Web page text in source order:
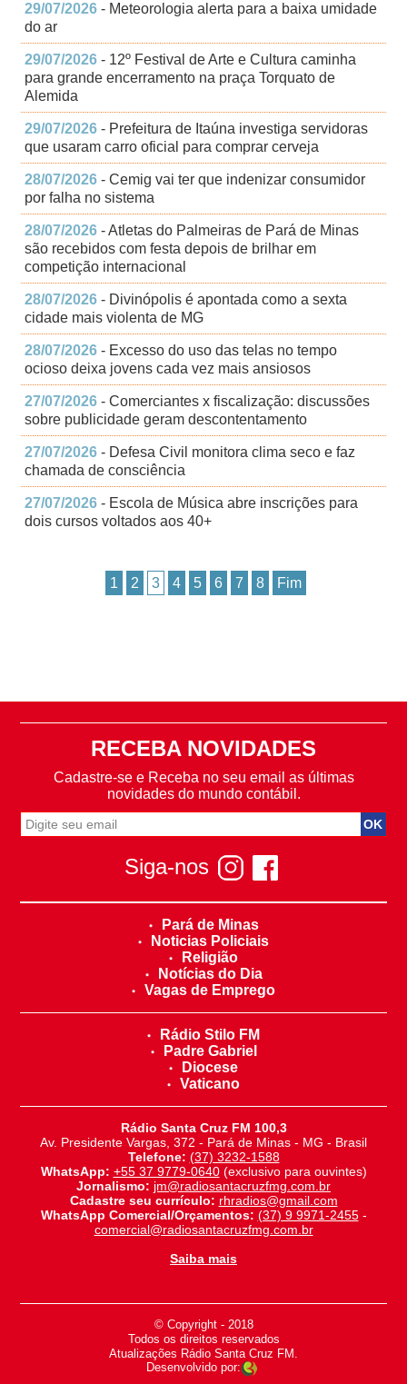
29/07/2026 - Meteorologia alerta para a baixa umidade
do ar
29/07/2026 - 12º Festival de Arte e Cultura caminha
para grande encerramento na praça Torquato de
Alemida
29/07/2026 - Prefeitura de Itaúna investiga servidoras
que usaram carro oficial para comprar cerveja
28/07/2026 - Cemig vai ter que indenizar consumidor
por falha no sistema
28/07/2026 - Atletas do Palmeiras de Pará de Minas
são recebidos com festa depois de brilhar em
competição internacional
28/07/2026 - Divinópolis é apontada como a sexta
cidade mais violenta de MG
28/07/2026 - Excesso do uso das telas no tempo
ocioso deixa jovens cada vez mais ansiosos
27/07/2026 - Comerciantes x fiscalização: discussões
sobre publicidade geram descontentamento
27/07/2026 - Defesa Civil monitora clima seco e faz
chamada de consciência
27/07/2026 - Escola de Música abre inscrições para
dois cursos voltados aos 40+
1 2 3 4 5 6 7 8 Fim
RECEBA NOVIDADES
Cadastre-se e Receba no seu email as últimas
novidades do mundo contábil.
Siga-nos
Pará de Minas
Noticias Policiais
Religião
Notícias do Dia
Vagas de Emprego
Rádio Stilo FM
Padre Gabriel
Diocese
Vaticano
Rádio Santa Cruz FM 100,3
Av. Presidente Vargas, 372 - Pará de Minas - MG - Brasil
Telefone: (37) 3232-1588
WhatsApp: +55 37 9779-0640(exclusivo para ouvintes)
Jornalismo: jm@radiosantacruzfmg.com.br
Cadastre seu currículo: rhradios@gmail.com
WhatsApp Comercial/Orçamentos: (37) 9 9971-2455-
comercial@radiosantacruzfmg.com.br
Saiba mais
© Copyright - 2018
-
Todos os direitos reservados
-
Atualizações Rádio Santa Cruz FM.
Desenvolvido por: